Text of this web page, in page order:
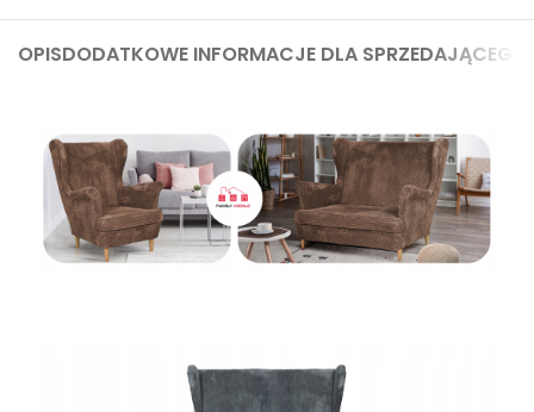
OPISDODATKOWE INFORMACJE DLA SPRZEDAJĄCEGO